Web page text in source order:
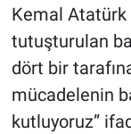
Kemal Atatürk
tutuşturulan
dört bir
mücadelenin
kutluyoruz”